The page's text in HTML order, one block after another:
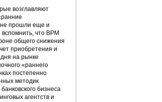
возглавляют
не прошли еще и
вспомнить, что ВРМ
общего снижения
приобретения и
на рынке
«раннего
постепенно
методик
бизнеса
агентств и